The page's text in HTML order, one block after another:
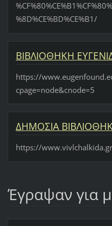
%8D%CE%BD%CE%B1/
ΒΙΒΛΙΟΘΗΚΗ
https://
cpage=node&cnode=5
ΔΗΜΟΣΙΑ
https://
Έγραψαν για